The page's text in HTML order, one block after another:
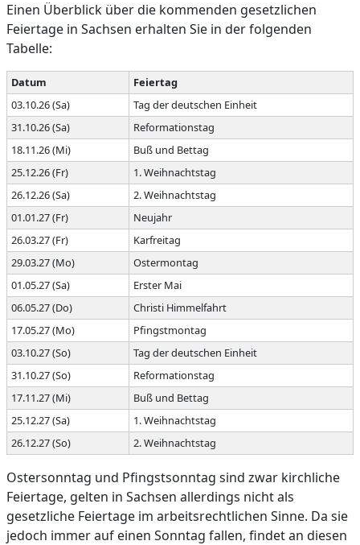
Einen Überblick über die kommenden gesetzlichen
Feiertage in Sachsen erhalten Sie in der folgenden
Tabelle:
Datum
Feiertag
03.10.26 (Sa)
Tag der deutschen Einheit
31.10.26 (Sa)
Reformationstag
18.11.26 (Mi)
Buß und Bettag
25.12.26 (Fr)
1. Weihnachtstag
26.12.26 (Sa)
2. Weihnachtstag
01.01.27 (Fr)
Neujahr
26.03.27 (Fr)
Karfreitag
29.03.27 (Mo)
Ostermontag
01.05.27 (Sa)
Erster Mai
06.05.27 (Do)
Christi Himmelfahrt
17.05.27 (Mo)
Pfingstmontag
03.10.27 (So)
Tag der deutschen Einheit
31.10.27 (So)
Reformationstag
17.11.27 (Mi)
Buß und Bettag
25.12.27 (Sa)
1. Weihnachtstag
26.12.27 (So)
2. Weihnachtstag
Ostersonntag und Pfingstsonntag sind zwar kirchliche
Feiertage, gelten in Sachsen allerdings nicht als
gesetzliche Feiertage im arbeitsrechtlichen Sinne. Da sie
jedoch immer auf einen Sonntag fallen, findet an diesen